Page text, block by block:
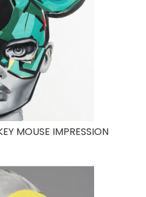
MOUSE IMPRESSION